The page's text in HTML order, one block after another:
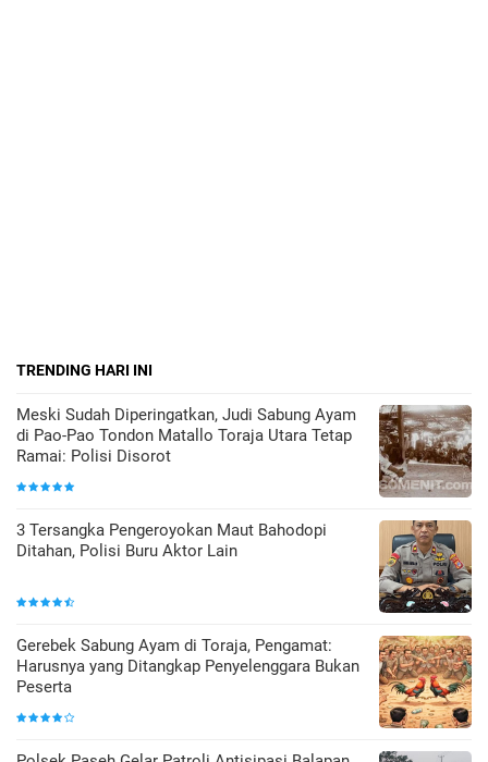
TRENDING HARI INI
Meski Sudah Diperingatkan, Judi Sabung Ayam
di Pao-Pao Tondon Matallo Toraja Utara Tetap
Ramai: Polisi Disorot
3 Tersangka Pengeroyokan Maut Bahodopi
Ditahan, Polisi Buru Aktor Lain
Gerebek Sabung Ayam di Toraja, Pengamat:
Harusnya yang Ditangkap Penyelenggara Bukan
Peserta